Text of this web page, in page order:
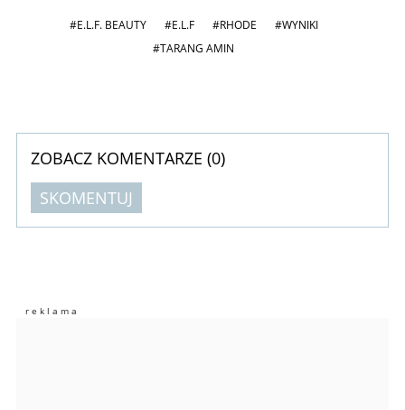
#E.L.F. BEAUTY #E.L.F #RHODE
#WYNIKI
#TARANG AMIN
ZOBACZ KOMENTARZE (0)
SKOMENTUJ
Imię (Wymagane)